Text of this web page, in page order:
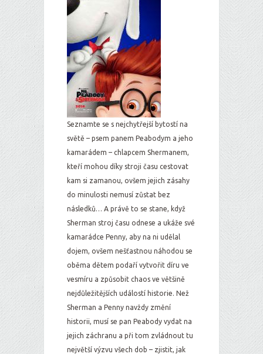
Seznamte se s nejchytřejší bytostí na
světě – psem panem Peabodym a jeho
kamarádem – chlapcem Shermanem,
kteří mohou díky stroji času cestovat
kam si zamanou, ovšem jejich zásahy
do minulosti nemusí zůstat bez
následků… A právě to se stane, když
Sherman stroj času odnese a ukáže své
kamarádce Penny, aby na ni udělal
dojem, ovšem nešťastnou náhodou se
oběma dětem podaří vytvořit díru ve
vesmíru a způsobit chaos ve většině
nejdůležitějších událostí historie. Než
Sherman a Penny navždy změní
historii, musí se pan Peabody vydat na
jejich záchranu a při tom zvládnout tu
největší výzvu všech dob – zjistit, jak